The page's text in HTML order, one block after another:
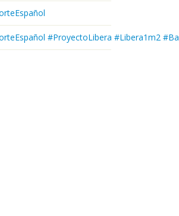
#ProyectoLibera #Libera1m2